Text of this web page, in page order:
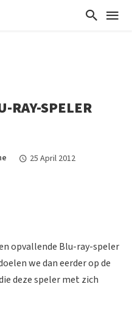
RAY-SPELER
25 April 2012
opvallende Blu-ray-speler
we dan eerder op de
deze speler met zich